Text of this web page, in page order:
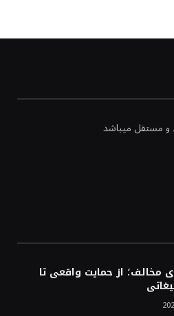
مستقل میباشد
مخالف؛ از حمایت واقعی تا